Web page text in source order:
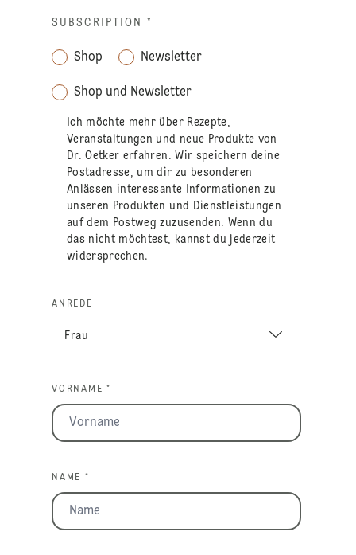
SUBSCRIPTION *
Shop Newsletter
Shop und Newsletter
Ich möchte mehr über Rezepte,
Veranstaltungen und neue Produkte von
Dr. Oetker erfahren. Wir speichern deine
Postadresse, um dir zu besonderen
Anlässen interessante Informationen zu
unseren Produkten und Dienstleistungen
auf dem Postweg zuzusenden. Wenn du
das nicht möchtest, kannst du jederzeit
widersprechen.
ANREDE
VORNAME *
NAME *